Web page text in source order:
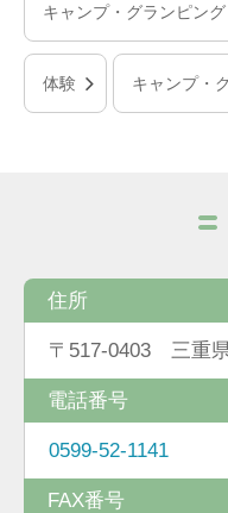
キャンプ・グランピング
体験 キャンプ・
住所
〒517-0403 三重
電話番号
0599-52-1141
FAX番号